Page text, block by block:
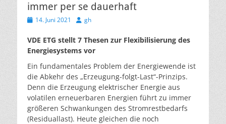
immer per se dauerhaft
Veröffentlicht
14. Juni 2021 Autor
gh
VDE ETG stellt 7 Thesen zur Flexibilisierung des
Energiesystems vor
Ein fundamentales Problem der Energiewende ist
die Abkehr des „Erzeugung-folgt-Last“-Prinzips.
Denn die Erzeugung elektrischer Energie aus
volatilen erneuerbaren Energien führt zu immer
größeren Schwankungen des Stromrestbedarfs
(Residuallast). Heute gleichen die noch